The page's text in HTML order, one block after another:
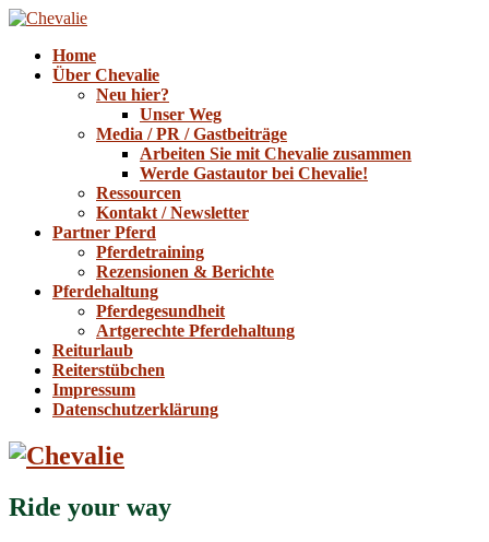
Home
Über Chevalie
Neu hier?
Unser Weg
Media / PR / Gastbeiträge
Arbeiten Sie mit Chevalie zusammen
Werde Gastautor bei Chevalie!
Ressourcen
Kontakt / Newsletter
Partner Pferd
Pferdetraining
Rezensionen & Berichte
Pferdehaltung
Pferdegesundheit
Artgerechte Pferdehaltung
Reiturlaub
Reiterstübchen
Impressum
Datenschutzerklärung
Ride your way